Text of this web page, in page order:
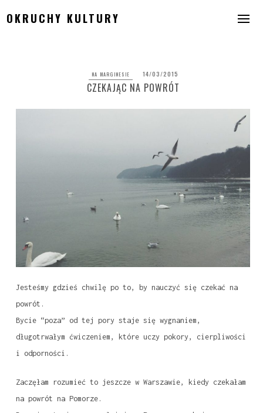
toOKRUCHY KULTURY
NA MARGINESIE 14/03/2015
CZEKAJĄC NA POWRÓT
Jesteśmy gdzieś chwilę po to, by nauczyć się czekać na
powrót.
Bycie “poza” od tej pory staje się wygnaniem,
długotrwałym ćwiczeniem, które uczy pokory, cierpliwości
i odporności.
Zaczęłam rozumieć to jeszcze w Warszawie, kiedy czekałam
na powrót na Pomorze.